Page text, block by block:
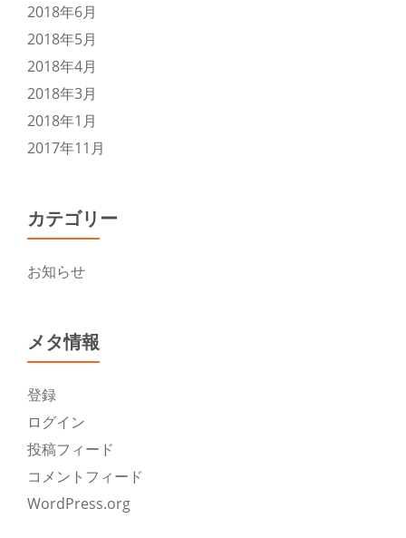
2018年6月
2018年5月
2018年4月
2018年3月
2018年1月
2017年11月
カテゴリー
お知らせ
メタ情報
登録
ログイン
投稿フィード
コメントフィード
WordPress.org